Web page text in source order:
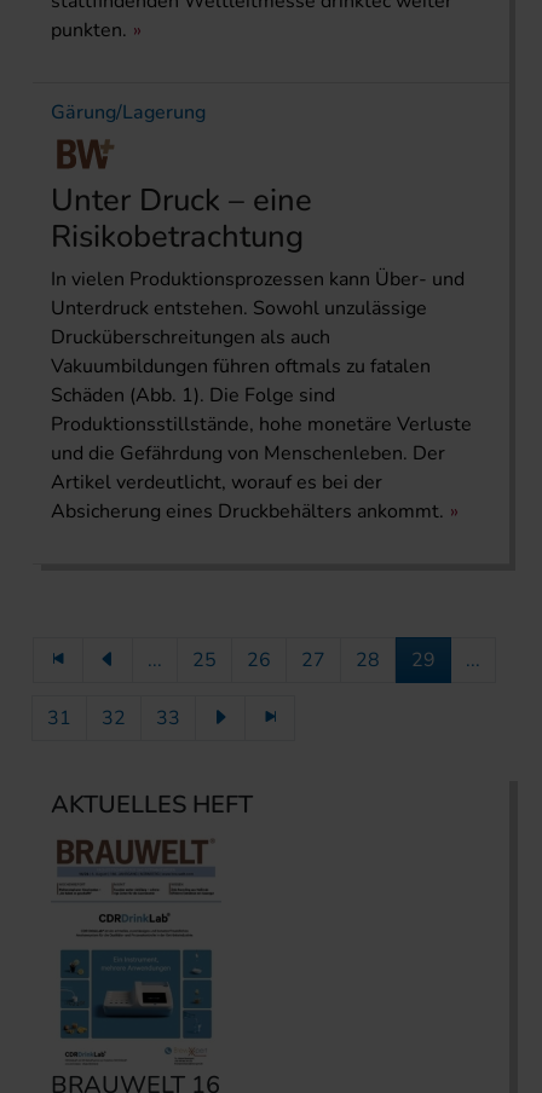
punkten.
Gärung/Lagerung
Unter Druck – eine
Risikobetrachtung
In vielen Produktionsprozessen kann Über- und
Unterdruck entstehen. Sowohl unzulässige
Drucküberschrei­tungen als auch
Vakuumbildungen führen oftmals zu fatalen
Schäden (Abb. 1). Die Folge sind
Produktionsstillstände, hohe monetäre Verluste
und die Gefährdung von Menschenleben. Der
Artikel verdeutlicht, worauf es bei der
Absicherung eines Druck­behälters ankommt.
... 25 26 27 28 29 ...
31 32 33
AKTUELLES HEFT
BRAUWELT 16